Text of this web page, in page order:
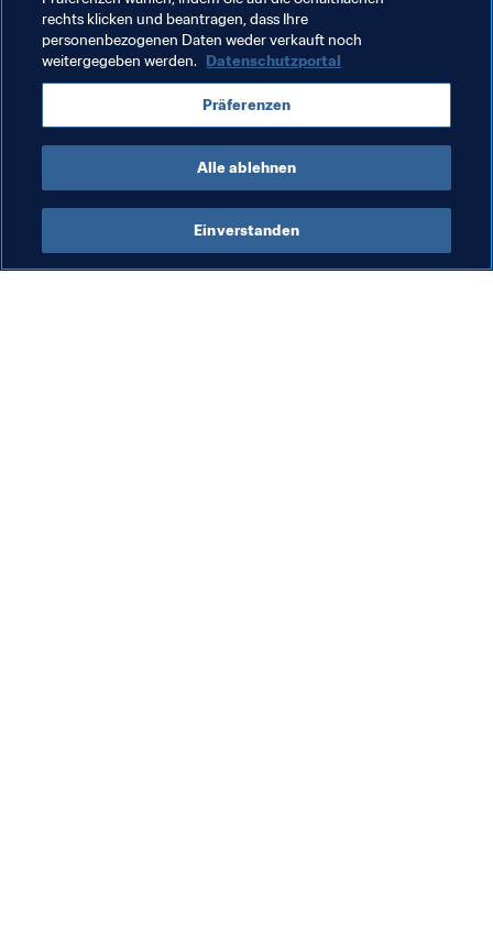
Ethiopia CAF
FIFA-Präsident
rechts klicken und beantragen, dass Ihre
personenbezogenen Daten weder verkauft noch
weitergegeben werden. Datenschutzportal
Präferenzen
Alle ablehnen
Einverstanden